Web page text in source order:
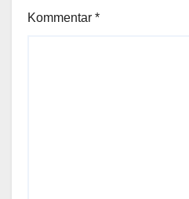
Kommentar *